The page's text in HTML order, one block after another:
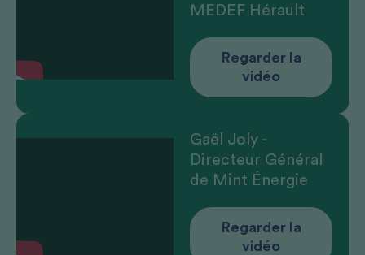
MEDEF Hérault
Regarder la
vidéo
Gaël Joly -
Directeur Général
de Mint Énergie
Regarder la
vidéo